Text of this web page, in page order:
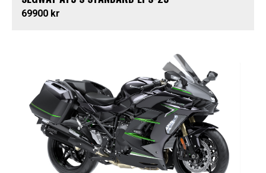
69900 kr